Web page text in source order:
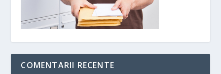
COMENTARII RECENTE